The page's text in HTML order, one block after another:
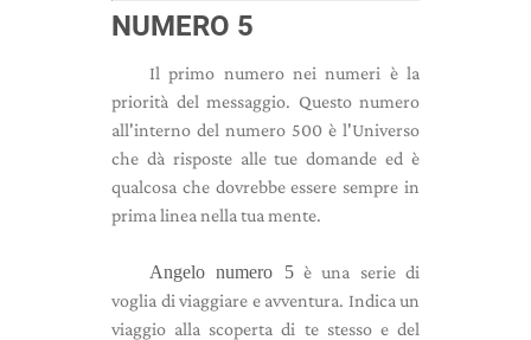
NUMERO 5
Il primo numero nei numeri è la
priorità del messaggio. Questo numero
all'interno del numero 500 è l'Universo
che dà risposte alle tue domande ed è
qualcosa che dovrebbe essere sempre in
prima linea nella tua mente.
Angelo numero 5è una serie di
voglia di viaggiare e avventura. Indica un
viaggio alla scoperta di te stesso e del